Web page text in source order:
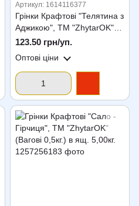
Артикул: 1614116377
Грінки Крафтові "Телятина з
Аджикою", ТМ "ZhytarOK"
(Вагові, 0,5кг.) в ящ. 5,00кг.
123.50 грн/уп.
Оптові ціни